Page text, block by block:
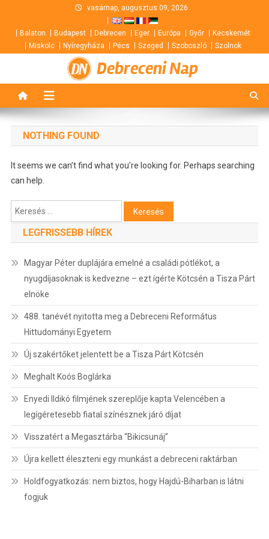
content
vasárnap, augusztus 09, 2026
Balaton Budapest Debrecen Eger Európa Győr
Kecskemét
Miskolc
Nyíregyháza Pécs Szeged Szoboszló Szolnok
Debreceni Nap
NOTHING FOUND
It seems we can’t find what you’re looking for. Perhaps searching
can help.
Keresés:
LEGFRISSEBB HÍREK
Magyar Péter duplájára emelné a családi pótlékot, a
nyugdíjasoknak is kedvezne – ezt ígérte Kötcsén a Tisza Párt
elnöke
488. tanévét nyitotta meg a Debreceni Református
Hittudományi Egyetem
Új szakértőket jelentett be a Tisza Párt Kötcsén
Meghalt Koós Boglárka
Enyedi Ildikó filmjének szereplője kapta Velencében a
legígéretesebb fiatal színésznek járó díjat
Visszatért a Megasztárba “Bikicsunáj”
Újra kellett éleszteni egy munkást a debreceni raktárban
Holdfogyatkozás: nem biztos, hogy Hajdú-Biharban is látni
fogjuk